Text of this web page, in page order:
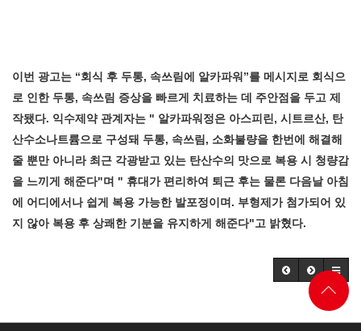
이번 광고는 “회식 후 두통, 속쓰림에 알카파워”를 메시지로 회식으
로 인한 두통, 속쓰림 증상을 빠르게 치료하는 데 주안점을 두고 제
작됐다. 익수제약 관계자는 " 알카파워정은 아스피린, 시트르산, 탄
산수소나트륨으로 구성돼 두통, 속쓰림, 소화불량을 한번에 해결해
줄 뿐만 아니라 최근 각광받고 있는 탄산수의 맛으로 복용 시 청량감
을 느끼게 해준다"며 " 휴대가 편리하여 퇴근 후는 물론 다음날 아침
에 어디에서나 쉽게 복용 가능한 발포정이며. 부형제가 첨가되어 있
지 않아 복용 후 상쾌한 기분을 유지하게 해준다"고 밝혔다.